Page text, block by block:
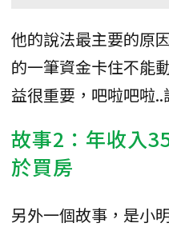
他的說法最主要的原
的一筆資金卡住不能
益很重要，吧啦吧啦..
故事2：年收入
於買房
另外一個故事，是小